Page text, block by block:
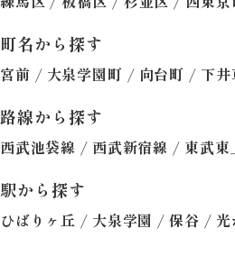
町名から探す
宮前 / 大泉学園町 / 向台町 / 下井
路線から探す
西武池袋線 / 西武新宿線 / 東武東
駅から探す
ひばりヶ丘 / 大泉学園 / 保谷 / 光